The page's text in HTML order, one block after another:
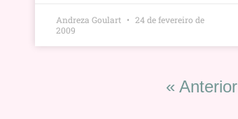
Andreza Goulart
24 de fevereiro de
2009
« Anterior